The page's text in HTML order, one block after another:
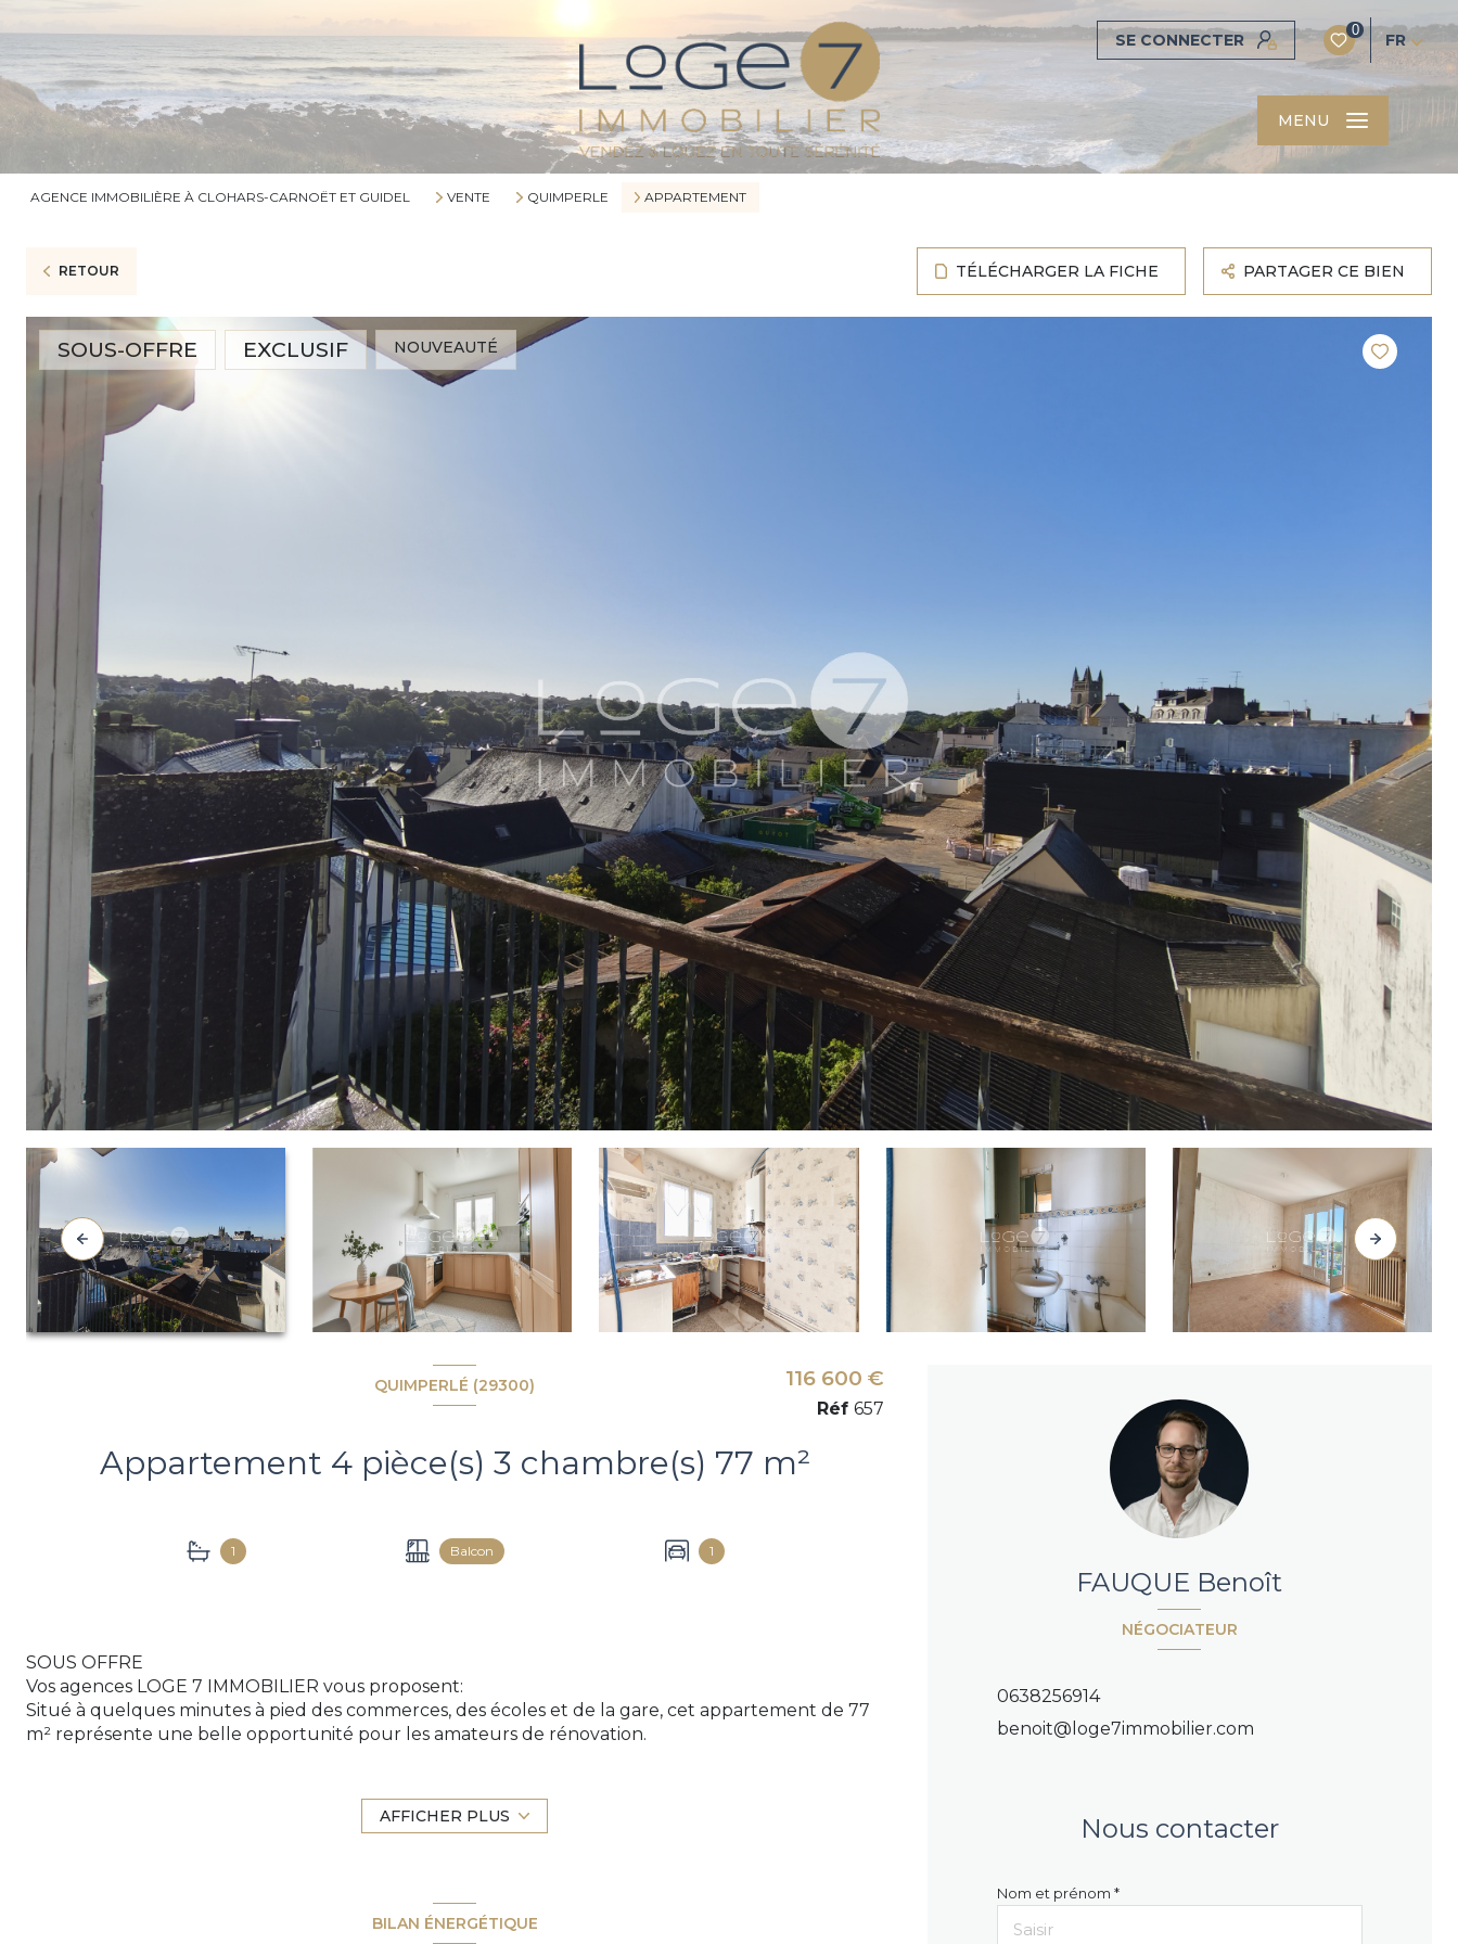
SE CONNECTER
0
FR
MENU
AGENCE IMMOBILIÈRE À CLOHARS-CARNOËT ET GUIDEL VENTE QUIMPERLE APPARTEMENT
RETOUR TÉLÉCHARGER LA FICHE PARTAGER CE BIEN
SOUS-OFFRE EXCLUSIF NOUVEAUTÉ
QUIMPERLÉ (29300)
Appartement 4 pièce(s) 3 chambre(s) 77 m²
1 Balcon 1
116 600 €
Réf 657
SOUS OFFRE
Vos agences LOGE 7 IMMOBILIER vous proposent:
Situé à quelques minutes à pied des commerces, des écoles et de la gare, cet appartement de 77
m² représente une belle opportunité pour les amateurs de rénovation.
- Un séjour lumineux avec accès balcon
AFFICHER PLUS
BILAN ÉNERGÉTIQUE
NÉGOCIATEUR
FAUQUE Benoît
0638256914
benoit@loge7immobilier.com
Nous contacter
Nom et prénom *